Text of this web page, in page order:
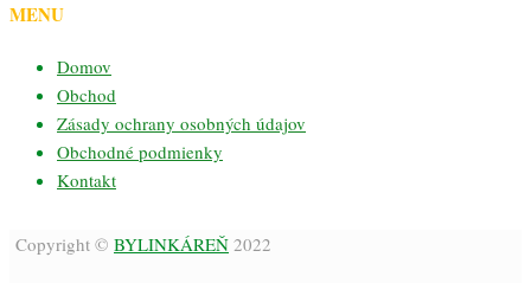
MENU
Domov
Obchod
Zásady ochrany osobných údajov
Obchodné podmienky
Kontakt
Copyright © BYLINKÁREŇ 2022